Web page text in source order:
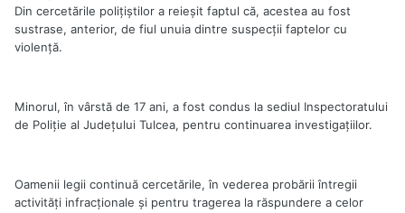
Din cercetările poliţiştilor a reieşit faptul că, acestea au fost
sustrase, anterior, de fiul unuia dintre suspecţii faptelor cu
violenţă.
Minorul, în vârstă de 17 ani, a fost condus la sediul Inspectoratului
de Poliţie al Judeţului Tulcea, pentru continuarea investigaţiilor.
Oamenii legii continuă cercetările, în vederea probării întregii
activităţi infracţionale şi pentru tragerea la răspundere a celor